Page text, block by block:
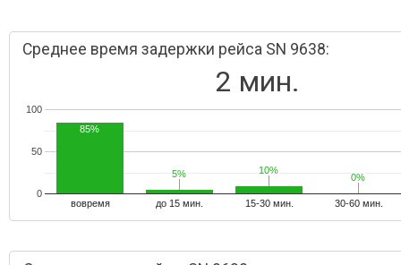
Среднее время задержки рейса SN 9638:
2 мин.
вовремя до 15 мин. 15-30 мин. 30-60 мин.
0
50
100
85%
5%
5% 10%
10%
0%
0%